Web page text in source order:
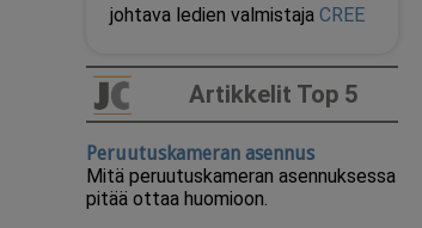
johtava ledien valmistajaCREE
Artikkelit Top 5
Peruutuskameran asennus
Mitä peruutuskameran asennuksessa
pitää ottaa huomioon.